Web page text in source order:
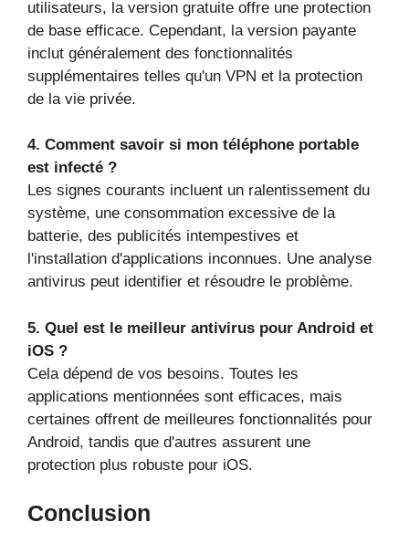
utilisateurs, la version gratuite offre une protection
de base efficace. Cependant, la version payante
inclut généralement des fonctionnalités
supplémentaires telles qu'un VPN et la protection
de la vie privée.
4. Comment savoir si mon téléphone portable
est infecté ?
Les signes courants incluent un ralentissement du
système, une consommation excessive de la
batterie, des publicités intempestives et
l'installation d'applications inconnues. Une analyse
antivirus peut identifier et résoudre le problème.
5. Quel est le meilleur antivirus pour Android et
iOS ?
Cela dépend de vos besoins. Toutes les
applications mentionnées sont efficaces, mais
certaines offrent de meilleures fonctionnalités pour
Android, tandis que d'autres assurent une
protection plus robuste pour iOS.
Conclusion